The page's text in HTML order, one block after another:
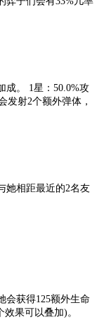
成。 1星：50.0%攻
发射2个额外弹体，
她相距最近的2名友
会获得125额外生命
果可以叠加)。